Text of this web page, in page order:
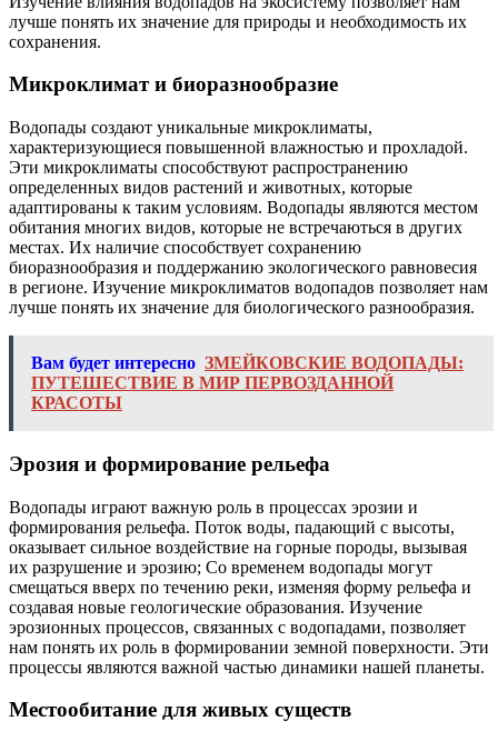
лучше понять их значение для природы и необходимость их
сохранения.
Микроклимат и биоразнообразие
Водопады создают уникальные микроклиматы,
характеризующиеся повышенной влажностью и прохладой.
Эти микроклиматы способствуют распространению
определенных видов растений и животных, которые
адаптированы к таким условиям. Водопады являются местом
обитания многих видов, которые не встречаються в других
местах. Их наличие способствует сохранению
биоразнообразия и поддержанию экологического равновесия
в регионе. Изучение микроклиматов водопадов позволяет нам
лучше понять их значение для биологического разнообразия.
Вам будет интересно ЗМЕЙКОВСКИЕ ВОДОПАДЫ:
ПУТЕШЕСТВИЕ В МИР ПЕРВОЗДАННОЙ
КРАСОТЫ
Эрозия и формирование рельефа
Водопады играют важную роль в процессах эрозии и
формирования рельефа. Поток воды, падающий с высоты,
оказывает сильное воздействие на горные породы, вызывая
их разрушение и эрозию; Со временем водопады могут
смещаться вверх по течению реки, изменяя форму рельефа и
создавая новые геологические образования. Изучение
эрозионных процессов, связанных с водопадами, позволяет
нам понять их роль в формировании земной поверхности. Эти
процессы являются важной частью динамики нашей планеты.
Местообитание для живых существ